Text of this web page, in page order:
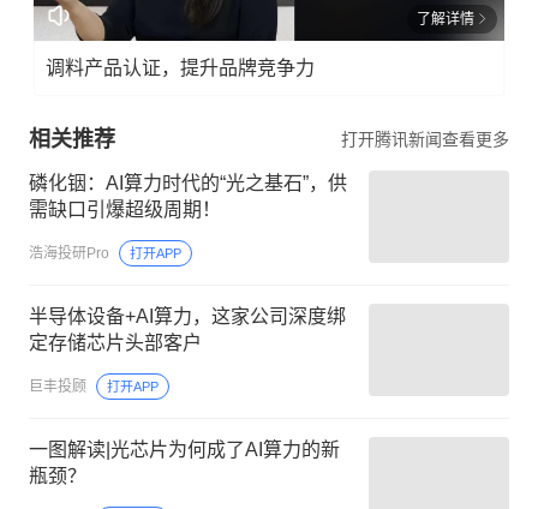
了解详情
调料产品认证，提升品牌竞争力
相关推荐 打开腾讯新闻查看更多
磷化铟：AI算力时代的“光之基石”，供
需缺口引爆超级周期！
浩海投研Pro 打开APP
半导体设备+AI算力，这家公司深度绑
定存储芯片头部客户
巨丰投顾 打开APP
一图解读|光芯片为何成了AI算力的新
瓶颈？